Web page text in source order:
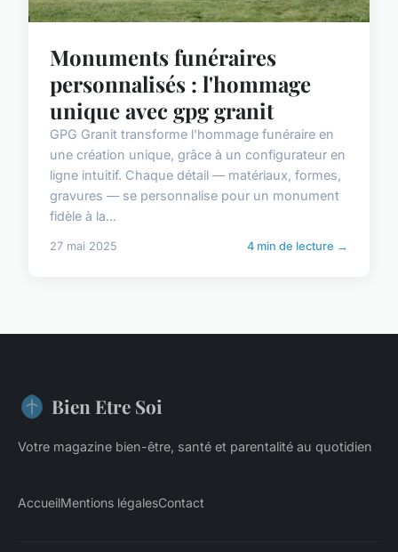
Monuments funéraires
personnalisés : l'hommage
unique avec gpg granit
GPG Granit transforme l'hommage funéraire en
une création unique, grâce à un configurateur en
ligne intuitif. Chaque détail — matériaux, formes,
gravures — se personnalise pour un monument
fidèle à la...
27 mai 2025 4 min de lecture →
Bien Etre Soi
Votre magazine bien-être, santé et parentalité au quotidien
AccueilMentions légalesContact